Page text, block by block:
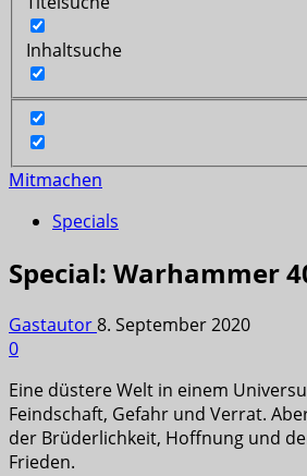
Inhaltsuche
Mitmachen
Specials
Special: Warhammer
Gastautor8. September 2020
0
Eine düstere Welt in einem
Feindschaft, Gefahr und Verrat.
der Brüderlichkeit, Hoffnung und
Frieden.